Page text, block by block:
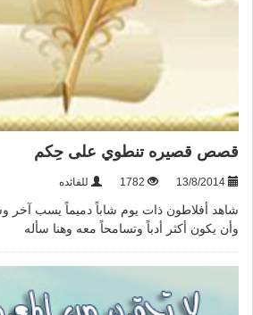
قصص قصيره تنطوي على حِكم
1782 للفائده
شاهد أفلاطون ذات يوم شاباً دميماً يسب آخر
وأن يكون أكثر أدباً وتسامحاً معه وهنا سأله